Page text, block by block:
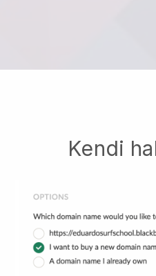
Kendi